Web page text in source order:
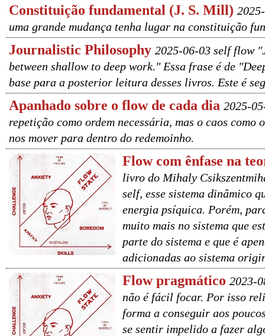
Constituição fundamental (J. S. Mill)
uma grande mudança tenha lugar na constituição
Journalistic Philosophy 2025-06-03 self flow
between shallow to deep work." Essa frase é de
base para a posterior leitura desses livros. Este é
Apanhado sobre o flow de cada dia 2025-
repetição como ordem necessária, mas o caos
nos mover para dentro do redemoinho.
Flow com ênfase na
livro do Mihaly
self, esse sistema dinâmico
energia psíquica. Porém,
muito mais no sistema que
parte do sistema e que é
adicionadas ao sistema
Flow pragmático 2023-
não é fácil focar. Por isso
forma a conseguir aos
se sentir impelido a fazer